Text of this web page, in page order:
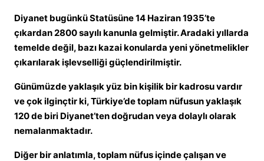
Diyanet bugünkü Statüsüne 14 Haziran 1935’te
çıkardan 2800 sayılı kanunla gelmiştir. Aradaki yıllarda
temelde değil, bazı kazai konularda yeni yönetmelikler
çıkarılarak işlevselliği güçlendirilmiştir.
Günümüzde yaklaşık yüz bin kişilik bir kadrosu vardır
ve çok ilginçtir ki, Türkiye’de toplam nüfusun yaklaşık
120 de biri Diyanet’ten doğrudan veya dolaylı olarak
nemalanmaktadır.
Diğer bir anlatımla, toplam nüfus içinde çalışan ve